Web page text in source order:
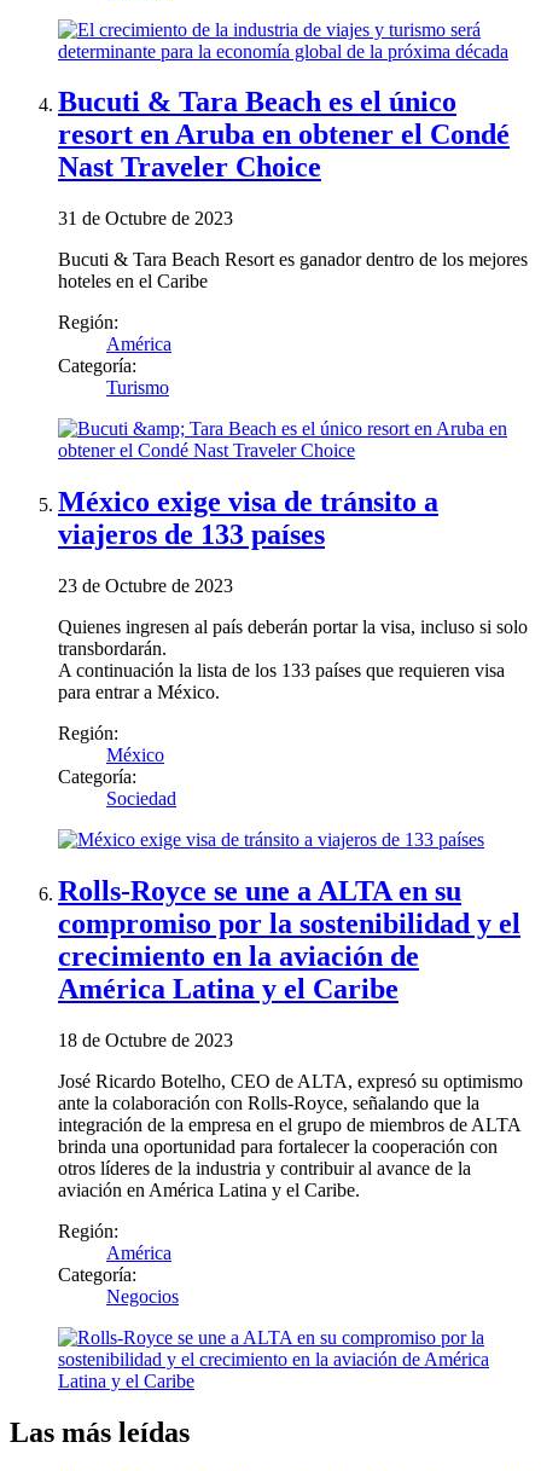
Bucuti & Tara Beach es el único
resort en Aruba en obtener el Condé
Nast Traveler Choice
31 de Octubre de 2023
Bucuti & Tara Beach Resort es ganador dentro de los mejores
hoteles en el Caribe
Región:
América
Categoría:
Turismo
México exige visa de tránsito a
viajeros de 133 países
23 de Octubre de 2023
Quienes ingresen al país deberán portar la visa, incluso si solo
transbordarán.
A continuación la lista de los 133 países que requieren visa
para entrar a México.
Región:
México
Categoría:
Sociedad
Rolls-Royce se une a ALTA en su
compromiso por la sostenibilidad y el
crecimiento en la aviación de
América Latina y el Caribe
18 de Octubre de 2023
José Ricardo Botelho, CEO de ALTA, expresó su optimismo
ante la colaboración con Rolls-Royce, señalando que la
integración de la empresa en el grupo de miembros de ALTA
brinda una oportunidad para fortalecer la cooperación con
otros líderes de la industria y contribuir al avance de la
aviación en América Latina y el Caribe.
Región:
América
Categoría:
Negocios
Las más leídas